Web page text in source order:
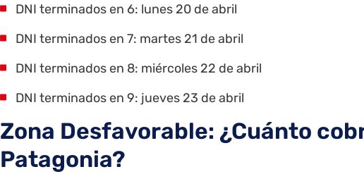
DNI terminados en 6: lunes 20 de abril
DNI terminados en 7: martes 21 de abril
DNI terminados en 8: miércoles 22 de abril
DNI terminados en 9: jueves 23 de abril
Zona Desfavorable: ¿Cuánto
Patagonia?